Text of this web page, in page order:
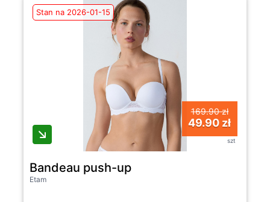
Stan na 2026-01-15
169.90 zł
49.90 zł
szt
Bandeau push-up
Etam